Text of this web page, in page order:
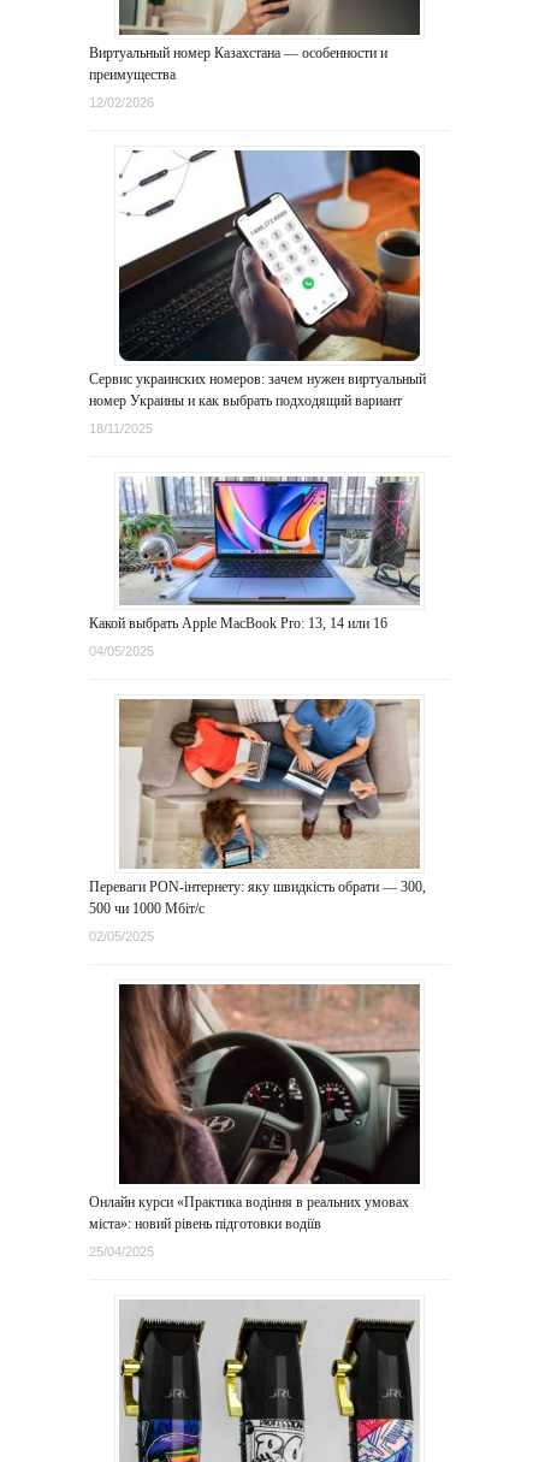
Виртуальный номер Казахстана — особенности и
преимущества
12/02/2026
Сервис украинских номеров: зачем нужен виртуальный
номер Украины и как выбрать подходящий вариант
18/11/2025
Какой выбрать Apple MacBook Pro: 13, 14 или 16
04/05/2025
Переваги PON-інтернету: яку швидкість обрати — 300,
500 чи 1000 Мбіт/с
02/05/2025
Онлайн курси «Практика водіння в реальних умовах
міста»: новий рівень підготовки водіїв
25/04/2025